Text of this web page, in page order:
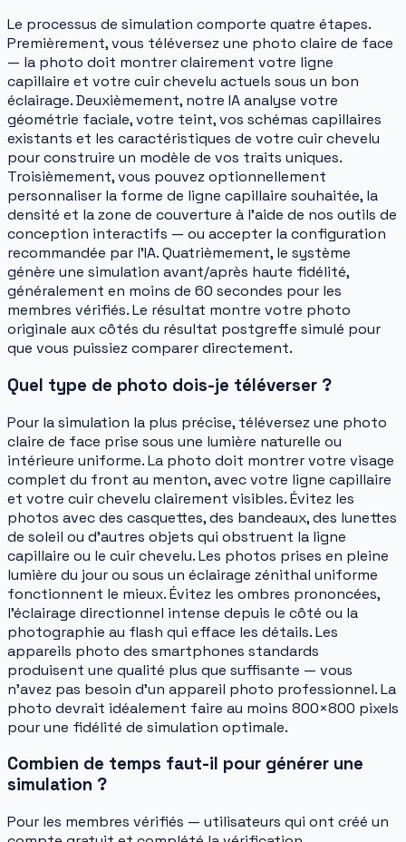
Le processus de simulation comporte quatre étapes.
Premièrement, vous téléversez une photo claire de face
— la photo doit montrer clairement votre ligne
capillaire et votre cuir chevelu actuels sous un bon
éclairage. Deuxièmement, notre IA analyse votre
géométrie faciale, votre teint, vos schémas capillaires
existants et les caractéristiques de votre cuir chevelu
pour construire un modèle de vos traits uniques.
Troisièmement, vous pouvez optionnellement
personnaliser la forme de ligne capillaire souhaitée, la
densité et la zone de couverture à l'aide de nos outils de
conception interactifs — ou accepter la configuration
recommandée par l'IA. Quatrièmement, le système
génère une simulation avant/après haute fidélité,
généralement en moins de 60 secondes pour les
membres vérifiés. Le résultat montre votre photo
originale aux côtés du résultat postgreffe simulé pour
que vous puissiez comparer directement.
Quel type de photo dois-je téléverser ?
Pour la simulation la plus précise, téléversez une photo
claire de face prise sous une lumière naturelle ou
intérieure uniforme. La photo doit montrer votre visage
complet du front au menton, avec votre ligne capillaire
et votre cuir chevelu clairement visibles. Évitez les
photos avec des casquettes, des bandeaux, des lunettes
de soleil ou d'autres objets qui obstruent la ligne
capillaire ou le cuir chevelu. Les photos prises en pleine
lumière du jour ou sous un éclairage zénithal uniforme
fonctionnent le mieux. Évitez les ombres prononcées,
l'éclairage directionnel intense depuis le côté ou la
photographie au flash qui efface les détails. Les
appareils photo des smartphones standards
produisent une qualité plus que suffisante — vous
n'avez pas besoin d'un appareil photo professionnel. La
photo devrait idéalement faire au moins 800×800 pixels
pour une fidélité de simulation optimale.
Combien de temps faut-il pour générer une
simulation ?
Pour les membres vérifiés — utilisateurs qui ont créé un